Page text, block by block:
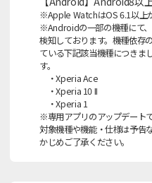
※Apple WatchはOS 6.1以上が
※Androidの一部の機種にて
検知しております。機種依存
ている下記該当機種につきま
す。
・Xperia Ace
・Xperia 10 II
・Xperia 1
※専用アプリのアップデート
対象機種や機能・仕様は予告
かじめご了承ください。